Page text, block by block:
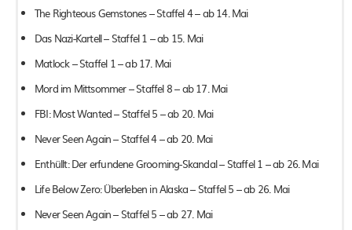
The Righteous Gemstones – Staffel 4 – ab 14. Mai
Das Nazi-Kartell – Staffel 1 – ab 15. Mai
Matlock – Staffel 1 – ab 17. Mai
Mord im Mittsommer – Staffel 8 – ab 17. Mai
FBI: Most Wanted – Staffel 5 – ab 20. Mai
Never Seen Again – Staffel 4 – ab 20. Mai
Enthüllt: Der erfundene Grooming-Skandal – Staffel 1 – ab 26. Mai
Life Below Zero: Überleben in Alaska – Staffel 5 – ab 26. Mai
Never Seen Again – Staffel 5 – ab 27. Mai